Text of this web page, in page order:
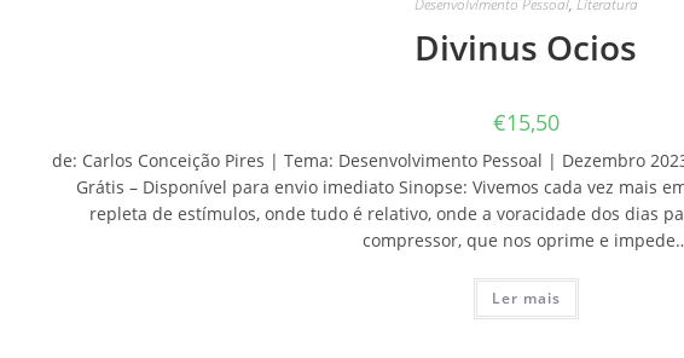
Desenvolvimento Pessoal, Literatura
Divinus Ocios
€15,50
de: Carlos Conceição Pires | Tema: Desenvolvimento Pessoal | Dezembro
Grátis – Disponível para envio imediato Sinopse: Vivemos cada vez mais
repleta de estímulos, onde tudo é relativo, onde a voracidade dos dias
compressor, que nos oprime e
Ler mais